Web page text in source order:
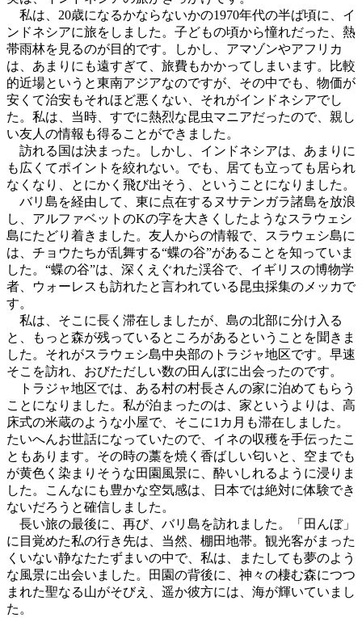
私は、20歳になるかならないかの1970年代の半ば頃に、イ
ンドネシアに旅をしました。子どもの頃から憧れだった、熱
帯雨林を見るのが目的です。しかし、アマゾンやアフリカ
は、あまりにも遠すぎて、旅費もかかってしまいます。比較
的近場というと東南アジアなのですが、その中でも、物価が
安くて治安もそれほど悪くない、それがインドネシアでし
た。私は、当時、すでに熱烈な昆虫マニアだったので、親し
い友人の情報も得ることができました。
訪れる国は決まった。しかし、インドネシアは、あまりに
も広くてポイントを絞れない。でも、居ても立っても居られ
なくなり、とにかく飛び出そう、ということになりました。
バリ島を経由して、東に点在するヌサテンガラ諸島を放浪
し、アルファベットのKの字を大きくしたようなスラウェシ
島にたどり着きました。友人からの情報で、スラウェシ島に
は、チョウたちが乱舞する“蝶の谷”があることを知っていま
した。“蝶の谷”は、深くえぐれた渓谷で、イギリスの博物学
者、ウォーレスも訪れたと言われている昆虫採集のメッカで
す。
私は、そこに長く滞在しましたが、島の北部に分け入る
と、もっと森が残っているところがあるということを聞きま
した。それがスラウェシ島中央部のトラジャ地区です。早速
そこを訪れ、おびただしい数の田んぼに出会ったのです。
トラジャ地区では、ある村の村長さんの家に泊めてもらう
ことになりました。私が泊まったのは、家というよりは、高
床式の米蔵のような小屋で、そこに1カ月も滞在しました。
たいへんお世話になっていたので、イネの収穫を手伝ったこ
ともあります。その時の藁を焼く香ばしい匂いと、空までも
が黄色く染まりそうな田園風景に、酔いしれるように浸りま
した。こんなにも豊かな空気感は、日本では絶対に体験でき
ないだろうと確信しました。
長い旅の最後に、再び、バリ島を訪れました。「田んぼ」
に目覚めた私の行き先は、当然、棚田地帯。観光客がまった
くいない静なたたずまいの中で、私は、またしても夢のよう
な風景に出会いました。田園の背後に、神々の棲む森につつ
まれた聖なる山がそびえ、遥か彼方には、海が輝いていまし
た。